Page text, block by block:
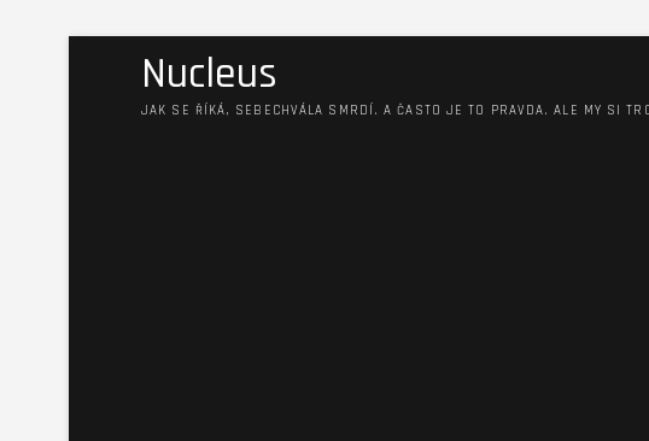
Nucleus
JAK SE ŘÍKÁ, SEBECHVÁLA SMRDÍ. A ČASTO JE TO PRAVDA. ALE MY SI